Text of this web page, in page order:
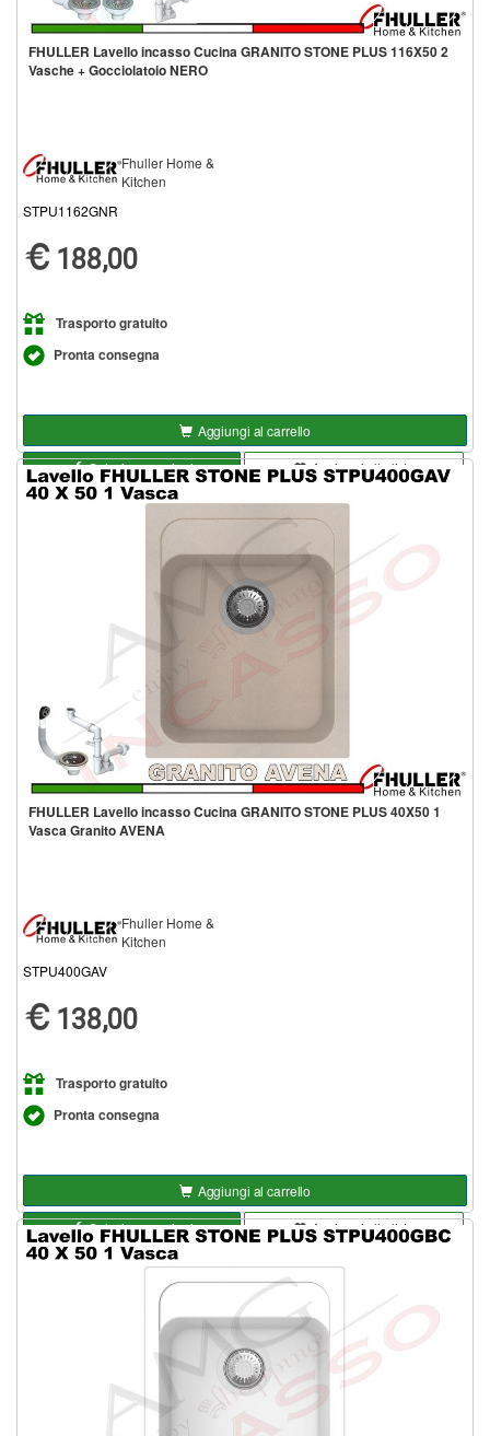
FHULLER Lavello incasso Cucina GRANITO STONE PLUS 116X50 2
Vasche + Gocciolatoio NERO
Fhuller Home &
Kitchen
STPU1162GNR
188,00
Trasporto gratuito
Pronta consegna
Aggiungi al carrello
Seleziona opzioni
Aggiungi alla lista
FHULLER Lavello incasso Cucina GRANITO STONE PLUS 40X50 1
Vasca Granito AVENA
Fhuller Home &
Kitchen
STPU400GAV
138,00
Trasporto gratuito
Pronta consegna
Aggiungi al carrello
Seleziona opzioni
Aggiungi alla lista